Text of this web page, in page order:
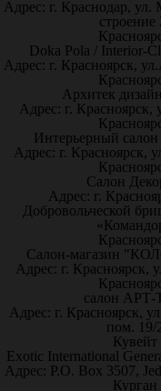
Адрес: г. Краснодар, ул.
строение
Doka Pola / Interior-
Адрес: г. Красноярск,
Архитек
Адрес: г. Красноярск,
Интерьерный
Адрес: г. Красноярск,
Салон
Адрес: г.
Добровольческой
Салон-магазин
Адрес: г. Красноярск,
салон
Адрес: г. Красноярск,
пом. 19/
Кувейт
Exotic International
Адрес: P.O. Box 3507,
Курган